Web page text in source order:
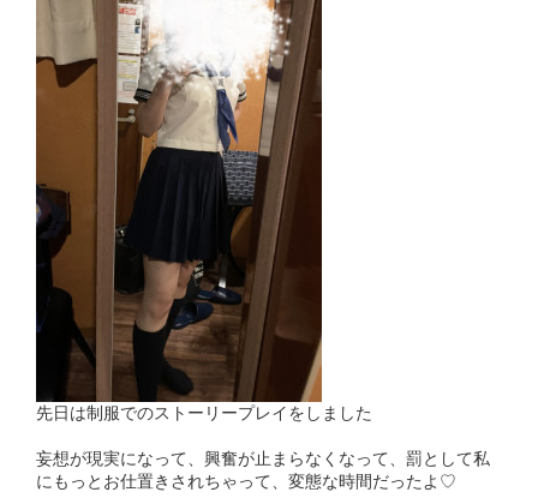
先日は制服でのストーリープレイをしました
妄想が現実になって、興奮が止まらなくなって、罰として私
にもっとお仕置きされちゃって、変態な時間だったよ♡